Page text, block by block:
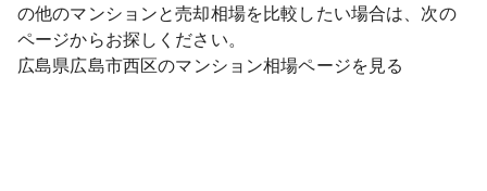
の他のマンションと売却相場を比較したい場合は、次の
ページからお探しください。
広島県広島市西区のマンション相場ページを見る